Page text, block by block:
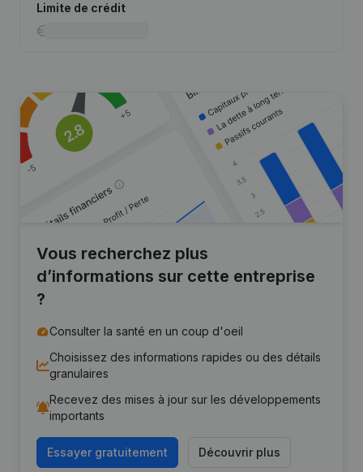
Limite de crédit
Vous recherchez plus
d’informations sur cette entreprise
?
Consulter la santé en un coup d'oeil
Choisissez des informations rapides ou des détails
granulaires
Recevez des mises à jour sur les développements
importants
Essayer gratuitement Découvrir plus